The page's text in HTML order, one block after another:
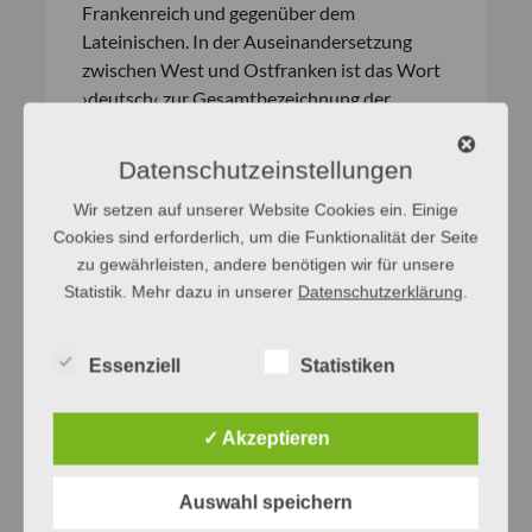
Frankenreich und gegenüber dem
Lateinischen. In der Auseinandersetzung
zwischen West und Ostfranken ist das Wort
›deutsch‹ zur Gesamtbezeichnung der
geworden.« Der LändernameDeutschland
kam somit erst im Nachhinein auf, und zwar
im 15. Jahrhundert. Dass es sich hierbei um
eine Zusammenrückung handelt, erkennt
man noch mit Blick auf die
land
in diutschen landen usw.
Duden – Das Herkunftswörterbuch. Etymologie
Datenschutzeinstellungen
Wir setzen auf unserer Website Cookies ein. Einige
Cookies sind erforderlich, um die Funktionalität der Seite
zu gewährleisten, andere benötigen wir für unsere
Statistik. Mehr dazu in unserer Datenschutzerklärung.
Essenziell Statistiken
✓ Akzeptieren
Auswahl speichern